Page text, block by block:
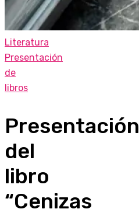
Literatura
Presentación
de
libros
Presentación
del
libro
“Cenizas